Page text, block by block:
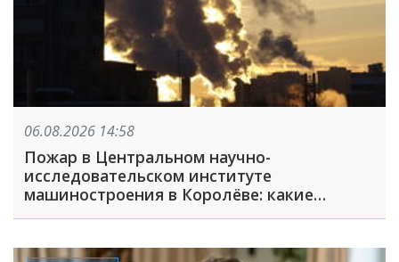
06.08.2026 14:58
Пожар в Центральном научно-
исследовательском институте
машиностроения в Королёве: какие
появились подробности к этому часу?